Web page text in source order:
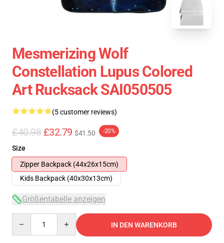
Mesmerizing Wolf
Constellation Lupus Colored
Art Rucksack SAI050505
(5 customer reviews)
£40.98 £32.79 $41.50 -20%
Size
Zipper Backpack (44x26x15cm)
Kids Backpack (40x30x13cm)
Größentabelle anzeigen
IN DEN WARENKORB